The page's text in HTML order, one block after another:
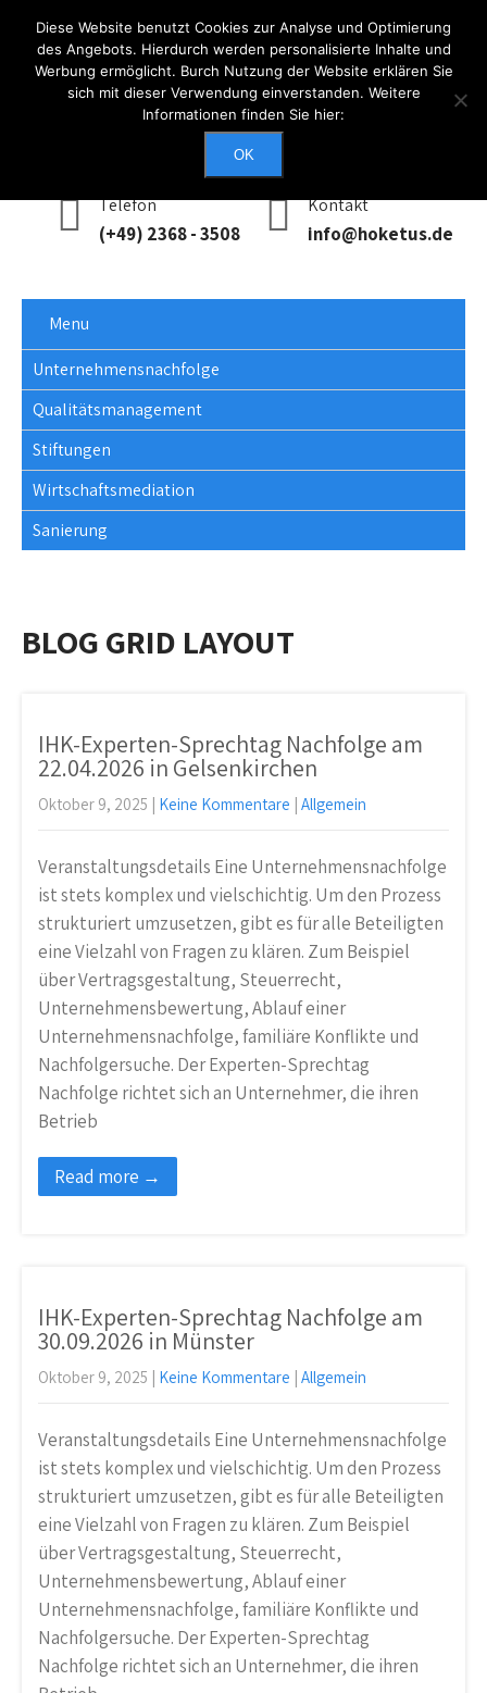
Erreichbarkeit
Mo - Do: 0900 - 1700, Fr: 0900 - 1400
Telefon
(+49) 2368 - 3508
Kontakt
info@hoketus.de
Menu
Unternehmensnachfolge
Qualitätsmanagement
Stiftungen
Wirtschaftsmediation
Sanierung
BLOG GRID LAYOUT
IHK-Experten-Sprechtag Nachfolge am
22.04.2026 in Gelsenkirchen
Oktober 9, 2025 | Keine Kommentare | Allgemein
Veranstaltungsdetails Eine Unternehmensnachfolge
ist stets komplex und vielschichtig. Um den Prozess
strukturiert umzusetzen, gibt es für alle Beteiligten
eine Vielzahl von Fragen zu klären. Zum Beispiel
über Vertragsgestaltung, Steuerrecht,
Unternehmensbewertung, Ablauf einer
Unternehmensnachfolge, familiäre Konflikte und
Nachfolgersuche. Der Experten-Sprechtag
Nachfolge richtet sich an Unternehmer, die ihren
Betrieb
Read more →
IHK-Experten-Sprechtag Nachfolge am
30.09.2026 in Münster
Oktober 9, 2025 | Keine Kommentare | Allgemein
Veranstaltungsdetails Eine Unternehmensnachfolge
ist stets komplex und vielschichtig. Um den Prozess
strukturiert umzusetzen, gibt es für alle Beteiligten
eine Vielzahl von Fragen zu klären. Zum Beispiel
über Vertragsgestaltung, Steuerrecht,
Unternehmensbewertung, Ablauf einer
Unternehmensnachfolge, familiäre Konflikte und
Nachfolgersuche. Der Experten-Sprechtag
Nachfolge richtet sich an Unternehmer, die ihren
Anmelden
Diese Website benutzt Cookies zur Analyse und Optimierung
des Angebots. Hierdurch werden personalisierte Inhalte und
Werbung ermöglicht. Burch Nutzung der Website erklären Sie
sich mit dieser Verwendung einverstanden. Weitere
Informationen finden Sie hier:
OK